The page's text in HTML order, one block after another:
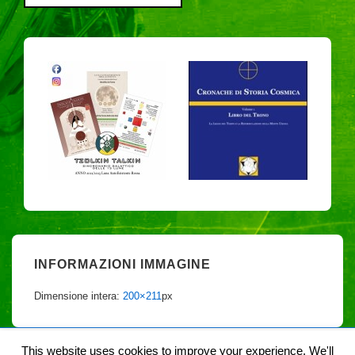
INFORMAZIONI IMMAGINE
Dimensione intera: 200×211px
This website uses cookies to improve your experience. We'll